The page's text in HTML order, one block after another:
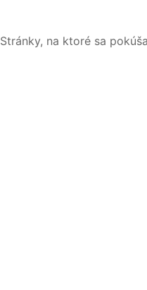
Stránky, na ktoré sa